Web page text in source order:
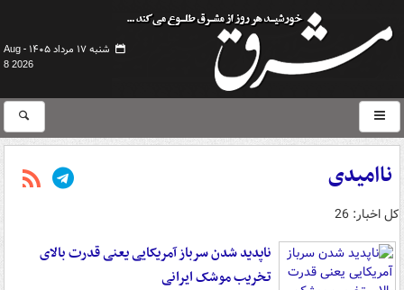
شنبه ۱۷ مرداد ۱۴۰۵ -
Aug
8 2026
ناامیدی
کل اخبار: 26
ناپدید شدن سرباز آمریکایی یعنی قدرت بالای
تخریب موشک ایرانی